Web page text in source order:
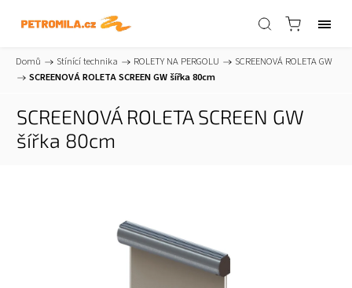
Domů / Stínící technika / ROLETY NA PERGOLU /
SCREENOVÁ ROLETA GW
/
SCREENOVÁ ROLETA SCREEN GW šířka 80cm
SCREENOVÁ ROLETA SCREEN GW
šířka 80cm